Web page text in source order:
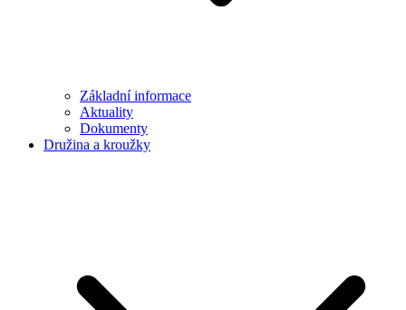
Základní informace
Aktuality
Dokumenty
Družina a kroužky